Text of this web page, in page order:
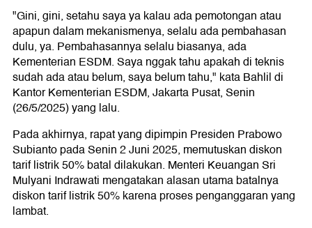
"Gini, gini, setahu saya ya kalau ada pemotongan atau
apapun dalam mekanismenya, selalu ada pembahasan
dulu, ya. Pembahasannya selalu biasanya, ada
Kementerian ESDM. Saya nggak tahu apakah di teknis
sudah ada atau belum, saya belum tahu," kata Bahlil di
Kantor Kementerian ESDM, Jakarta Pusat, Senin
(26/5/2025) yang lalu.
Pada akhirnya, rapat yang dipimpin Presiden Prabowo
Subianto pada Senin 2 Juni 2025, memutuskan diskon
tarif listrik 50% batal dilakukan. Menteri Keuangan Sri
Mulyani Indrawati mengatakan alasan utama batalnya
diskon tarif listrik 50% karena proses penganggaran yang
lambat.